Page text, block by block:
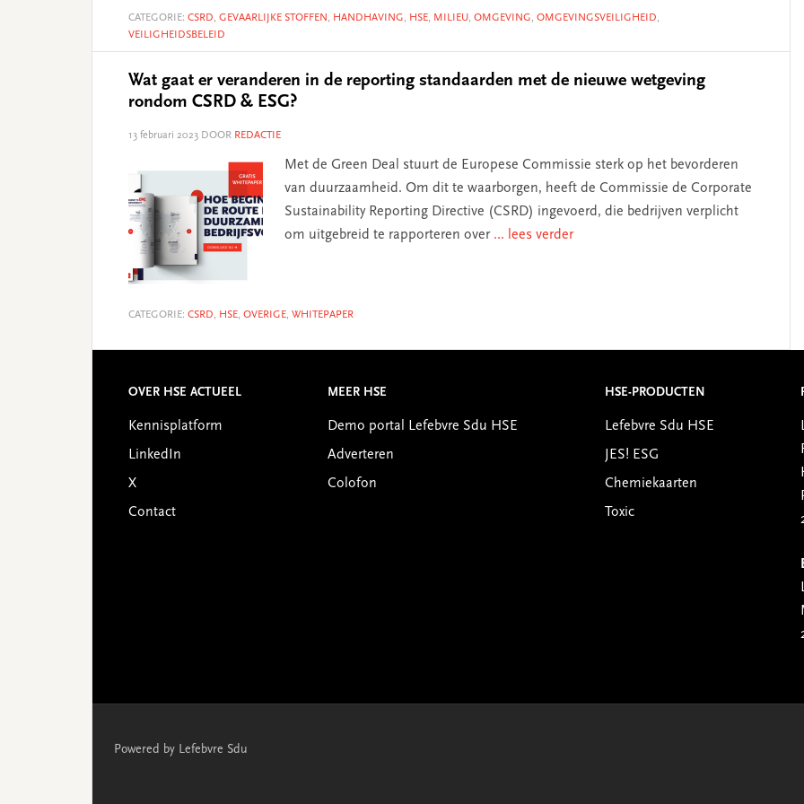
CATEGORIE: CSRD, GEVAARLIJKE STOFFEN , HANDHAVING, HSE, MILIEU, OMGEVING, OMGEVINGSVEILIGHEID,
VEILIGHEIDSBELEID
Wat gaat er veranderen in de reporting standaarden met de nieuwe wetgeving
rondom CSRD & ESG?
13 februari 2023 DOOR REDACTIE
Met de Green Deal stuurt de Europese Commissie sterk op het bevorderen
van duurzaamheid. Om dit te waarborgen, heeft de Commissie de Corporate
Sustainability Reporting Directive (CSRD) ingevoerd, die bedrijven verplicht
om uitgebreid te rapporteren over ... lees verder
CATEGORIE: CSRD, HSE, OVERIGE, WHITEPAPER
Footer
OVER HSE ACTUEEL
Kennisplatform
LinkedIn
X
Contact
MEER HSE
Demo portal Lefebvre Sdu HSE
Adverteren
Colofon
HSE-PRODUCTEN
Lefebvre Sdu HSE
JES! ESG
Chemiekaarten
Toxic
Powered by Lefebvre Sdu